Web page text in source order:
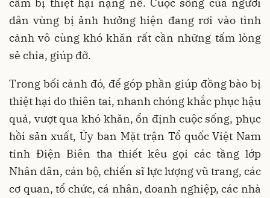
cầm bị thiệt hại nặng nề. Cuộc sống của người
dân vùng bị ảnh hưởng hiện đang rơi vào tình
cảnh vô cùng khó khăn rất cần những tấm lòng
sẻ chia, giúp đỡ.
Trong bối cảnh đó, để góp phần giúp đồng bào bị
thiệt hại do thiên tai, nhanh chóng khắc phục hậu
quả, vượt qua khó khăn, ổn định cuộc sống, phục
hồi sản xuất, Ủy ban Mặt trận Tổ quốc Việt Nam
tỉnh Điện Biên tha thiết kêu gọi các tầng lớp
Nhân dân, cán bộ, chiến sĩ lực lượng vũ trang, các
cơ quan, tổ chức, cá nhân, doanh nghiệp, các nhà